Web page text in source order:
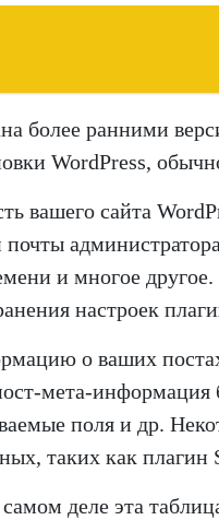
более ранними
WordPress,
вашего сайта
почты
и многое
настроек
о ваших
мета-информация
поля и др.
таких как плагин
деле эта